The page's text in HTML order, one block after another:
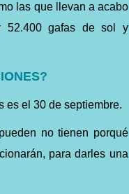
las que llevan a acabo
52.400 gafas de sol y
es el 30 de septiembre.
no tienen porqué
para darles una